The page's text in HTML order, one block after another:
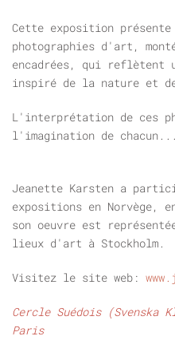
Cette exposition
photographies d'art,
encadrées, qui reflètent
inspiré de la nature et
L'interprétation de ces
l'imagination
Jeanette Karsten a
expositions en Norvège,
son oeuvre est
lieux d'art à Stockholm.
Visitez le site web:
Cercle Suédois (Svenska
Paris